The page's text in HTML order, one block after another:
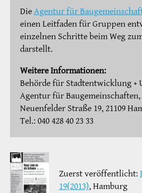
DieAgentur für
einen Leitfaden für Gruppen
einzelnen Schritte beim Weg
darstellt.
Weitere Informationen:
Behörde für Stadtentwicklung +
Agentur für Baugemeinschaften,
Neuenfelder Straße 19, 21109
Tel.: 040 428 40 23 33
Zuerst veröffentlicht:
19(2013), Hamburg